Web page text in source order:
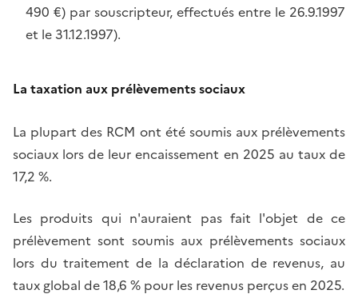
490 €) par souscripteur, effectués entre le 26.9.1997
et le 31.12.1997).
La taxation aux prélèvements sociaux
La plupart des RCM ont été soumis aux prélèvements
sociaux lors de leur encaissement en 2025 au taux de
17,2 %.
Les produits qui n'auraient pas fait l'objet de ce
prélèvement sont soumis aux prélèvements sociaux
lors du traitement de la déclaration de revenus, au
taux global de 18,6 % pour les revenus perçus en 2025.